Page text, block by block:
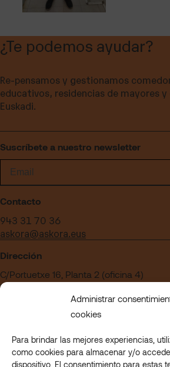
Administrar
cookies
Para brindar las mejores experiencias,
como cookies para almacenar y/o
dispositivo. El consentimiento para estas
¿Te podemos ayudar?
Re-pensamos y gestionamos
educativos, residencias de mayores y
Euskadi.
Suscríbete a nuestro newsletter
Contacto
943 31 70 36
askora@askora.eus
Dirección
C/Portuetxe 16, Planta 2 (oficina 4)
Edificio Blanca Vinuesa
20018 San Sebastián – Gipuzkoa
¿Quieres trabajar en Askora?
Acceder a nuestra sección de empleo